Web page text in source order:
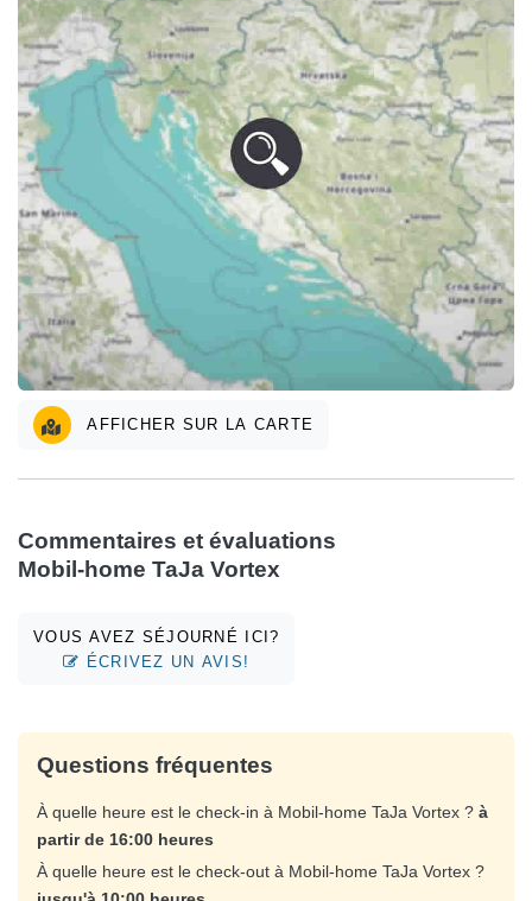
AFFICHER SUR LA CARTE
Commentaires et évaluations
Mobil-home TaJa Vortex
VOUS AVEZ SÉJOURNÉ ICI?
ÉCRIVEZ UN AVIS!
Questions fréquentes
À quelle heure est le check-in à Mobil-home TaJa Vortex ? à
partir de 16:00 heures
À quelle heure est le check-out à Mobil-home TaJa Vortex ?